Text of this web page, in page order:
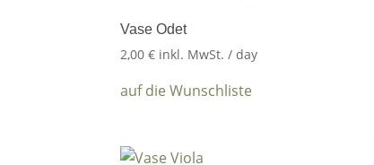
Vase Odet
2,00€ inkl. MwSt. / day
auf die Wunschliste